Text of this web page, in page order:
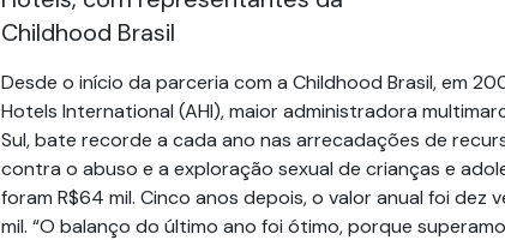
Childhood Brasil
Desde o início da parceria com a Childhood Brasil, em
Hotels International (AHI), maior administradora
Sul, bate recorde a cada ano nas arrecadações de
contra o abuso e a exploração sexual de crianças e
foram R$64 mil. Cinco anos depois, o valor anual foi dez
mil. “O balanço do último ano foi ótimo, porque